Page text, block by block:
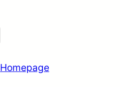
Homepage